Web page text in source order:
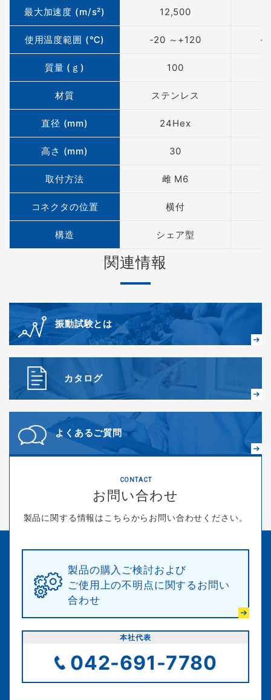
最大加速度 (m/s²) 12,500
使用温度範囲 (℃) -20 ～+120 -
質量 (ｇ) 100
材質 ステンレス
直径 (mm) 24Hex
高さ (mm) 30
取付方法 雌 M6
コネクタの位置 横付
構造 シェア型
関連情報
振動試験とは
カタログ
よくあるご質問
CONTACT
お問い合わせ
製品に関する情報はこちらからお問い合わせください。
製品の購入ご検討および
ご使用上の不明点に関するお問い
合わせ
本社代表
042-691-7780